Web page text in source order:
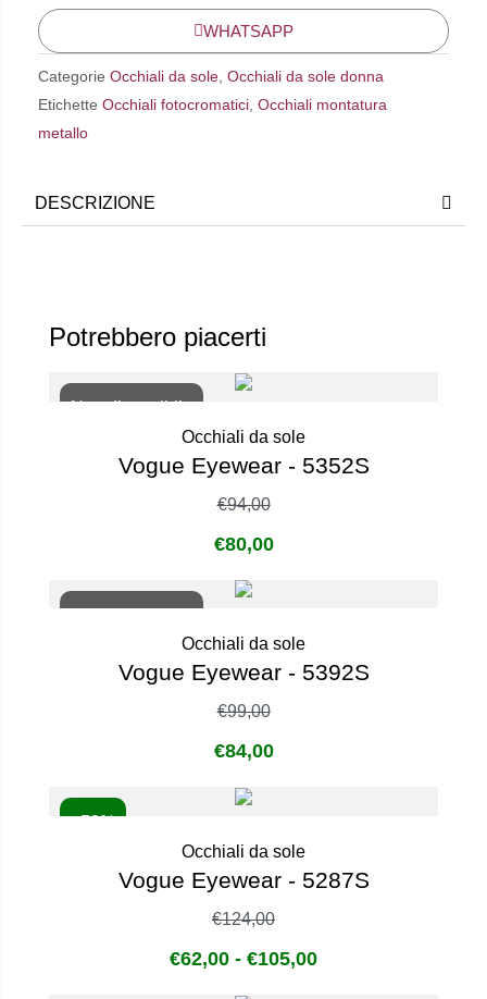
WHATSAPP
Categorie Occhiali da sole, Occhiali da sole donna
Etichette Occhiali fotocromatici, Occhiali montatura
metallo
DESCRIZIONE
Potrebbero piacerti
Non disponibile
Occhiali da sole
Vogue Eyewear - 5352S
€94,00
€80,00
Occhiali da sole
Vogue Eyewear - 5392S
€99,00
€84,00
- 50%
Occhiali da sole
Vogue Eyewear - 5287S
€124,00
€62,00 - €105,00